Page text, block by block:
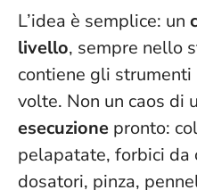
L’idea è semplice: un
livello, sempre nello
contiene gli
volte. Non un caos di
esecuzione pronto:
pelapatate, forbici da
dosatori, pinza,